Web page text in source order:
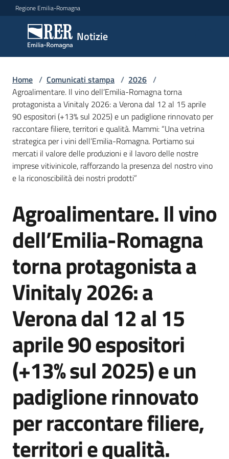
Vai al contenuto
Vai alla navigazione
Vai al footer
Regione Emilia-Romagna
Notizie
Notizie
Comunicati
stampa
Menu selezionato
Cerca
un
comunicato
Risorse
Agenzia
di
informazione
e
comunicazione
su
Home / Comunicati stampa / 2026 /
Agroalimentare. Il vino dell’Emilia-Romagna torna
protagonista a Vinitaly 2026: a Verona dal 12 al 15 aprile
90 espositori (+13% sul 2025) e un padiglione rinnovato per
raccontare filiere, territori e qualità. Mammi: “Una vetrina
strategica per i vini dell’Emilia-Romagna. Portiamo sui
mercati il valore delle produzioni e il lavoro delle nostre
imprese vitivinicole, rafforzando la presenza del nostro vino
e la riconoscibilità dei nostri prodotti”
Salta al contenuto
Agroalimentare. Il vino
dell’Emilia-Romagna
torna protagonista a
Vinitaly 2026: a
Verona dal 12 al 15
aprile 90 espositori
(+13% sul 2025) e un
padiglione rinnovato
per raccontare filiere,
territori e qualità.